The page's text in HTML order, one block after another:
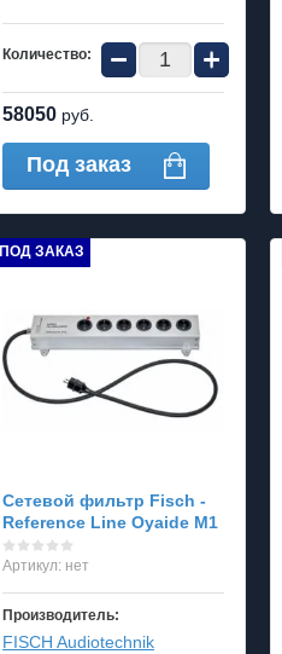
Количество: − +
58050 руб.
Под заказ
ПОД ЗАКАЗ
Сетевой фильтр Fisch -
Reference Line Oyaide M1
Артикул: нет
Производитель:
FISCH Audiotechnik